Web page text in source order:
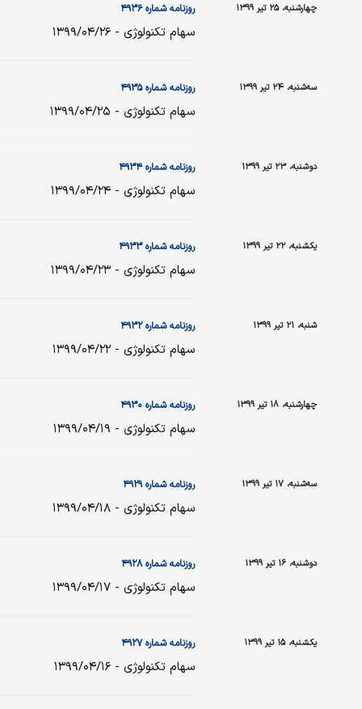
چهارشنبه، ۲۵ تیر ۱۳۹۹ روزنامه شماره ۴۹۳۶
سهام تکنولوژی - ۱۳۹۹/۰۴/۲۶
سه‌شنبه، ۲۴ تیر ۱۳۹۹ روزنامه شماره ۴۹۳۵
سهام تکنولوژی - ۱۳۹۹/۰۴/۲۵
دوشنبه، ۲۳ تیر ۱۳۹۹ روزنامه شماره ۴۹۳۴
سهام تکنولوژی - ۱۳۹۹/۰۴/۲۴
یکشنبه، ۲۲ تیر ۱۳۹۹ روزنامه شماره ۴۹۳۳
سهام تکنولوژی - ۱۳۹۹/۰۴/۲۳
شنبه، ۲۱ تیر ۱۳۹۹ روزنامه شماره ۴۹۳۲
سهام تکنولوژی - ۱۳۹۹/۰۴/۲۲
چهارشنبه، ۱۸ تیر ۱۳۹۹ روزنامه شماره ۴۹۳۰
سهام تکنولوژی - ۱۳۹۹/۰۴/۱۹
سه‌شنبه، ۱۷ تیر ۱۳۹۹ روزنامه شماره ۴۹۲۹
سهام تکنولوژی - ۱۳۹۹/۰۴/۱۸
دوشنبه، ۱۶ تیر ۱۳۹۹ روزنامه شماره ۴۹۲۸
سهام تکنولوژی - ۱۳۹۹/۰۴/۱۷
یکشنبه، ۱۵ تیر ۱۳۹۹ روزنامه شماره ۴۹۲۷
سهام تکنولوژی - ۱۳۹۹/۰۴/۱۶